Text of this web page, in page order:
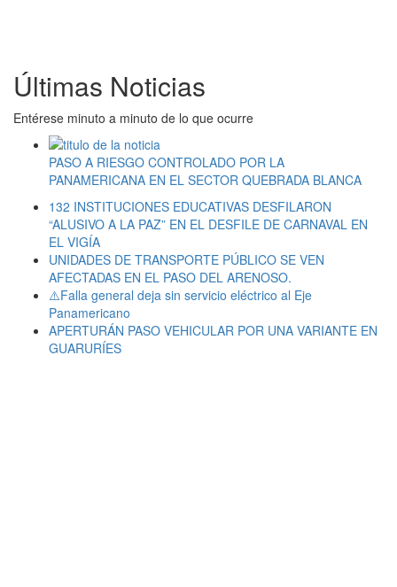
Últimas Noticias
Entérese minuto a minuto de lo que ocurre
PASO A RIESGO CONTROLADO POR LA
PANAMERICANA EN EL SECTOR QUEBRADA BLANCA
132 INSTITUCIONES EDUCATIVAS DESFILARON
“ALUSIVO A LA PAZ” EN EL DESFILE DE CARNAVAL EN
EL VIGÍA
UNIDADES DE TRANSPORTE PÚBLICO SE VEN
AFECTADAS EN EL PASO DEL ARENOSO.
⚠️Falla general deja sin servicio eléctrico al Eje
Panamericano
APERTURÁN PASO VEHICULAR POR UNA VARIANTE EN
GUARURÍES